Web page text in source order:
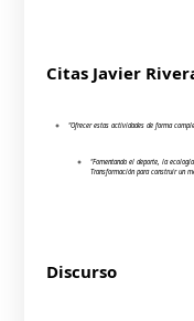
Citas Javier
"Ofrecer estas actividades de forma
"Fomentando el deporte, la
Transformación para construir un
Discurso